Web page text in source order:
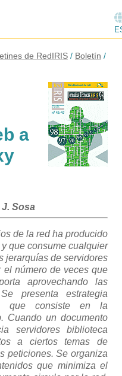
de RedIRIS
Boletín
a
Sosa
de la red ha producido
que consume cualquier
jerarquías de servidores
el número de veces que
aprovechando las
presenta estrategia
que consiste en la
Cuando un documento
servidores biblioteca
a ciertos temas de
peticiones. Se organiza
que minimiza el